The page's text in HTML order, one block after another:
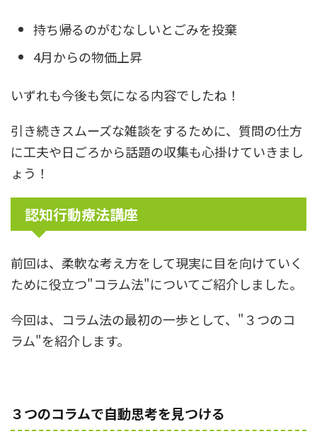
持ち帰るのがむなしいとごみを投棄
4月からの物価上昇
いずれも今後も気になる内容でしたね！
引き続きスムーズな雑談をするために、質問の仕方
に工夫や日ごろから話題の収集も心掛けていきまし
ょう！
認知行動療法講座
前回は、柔軟な考え方をして現実に目を向けていく
ために役立つ"コラム法"についてご紹介しました。
今回は、コラム法の最初の一歩として、"３つのコ
ラム"を紹介します。
３つのコラムで自動思考を見つける